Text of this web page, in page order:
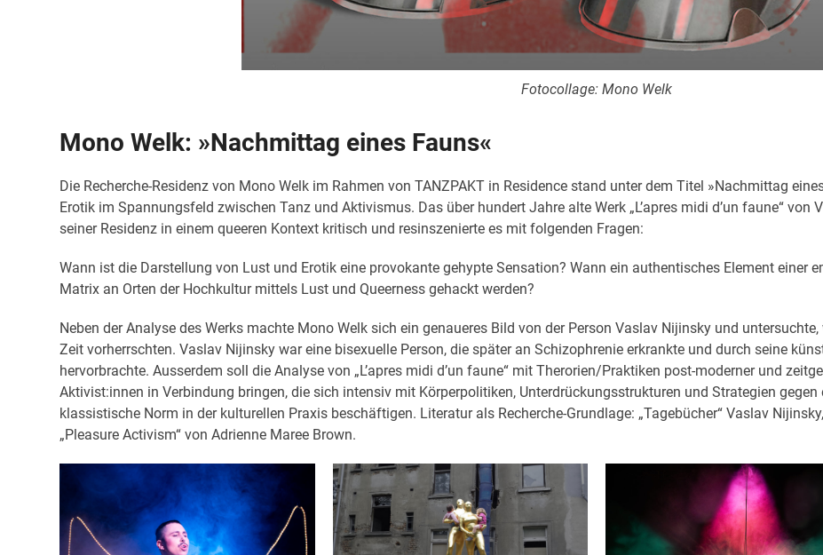
Fotocollage: Mono Welk
Mono Welk: »Nachmittag eines Fauns«
Die Recherche-Residenz von Mono Welk im Rahmen von TANZPAKT in Residence stand unter dem Titel »Nachmittag
Erotik im Spannungsfeld zwischen Tanz und Aktivismus. Das über hundert Jahre alte Werk „L’apres midi d’un faune“
seiner Residenz in einem queeren Kontext kritisch und resinszenierte es mit folgenden Fragen:
Wann ist die Darstellung von Lust und Erotik eine provokante gehypte Sensation? Wann ein authentisches Element einer
Matrix an Orten der Hochkultur mittels Lust und Queerness gehackt werden?
Neben der Analyse des Werks machte Mono Welk sich ein genaueres Bild von der Person Vaslav Nijinsky und
Zeit vorherrschten. Vaslav Nijinsky war eine bisexuelle Person, die später an Schizophrenie erkrankte und durch seine
hervorbrachte. Ausserdem soll die Analyse von „L’apres midi d’un faune“ mit Therorien/Praktiken post-moderner und
Aktivist:innen in Verbindung bringen, die sich intensiv mit Körperpolitiken, Unterdrückungsstrukturen und Strategien gegen
klassistische Norm in der kulturellen Praxis beschäftigen. Literatur als Recherche-Grundlage: „Tagebücher“ Vaslav
„Pleasure Activism“ von Adrienne Maree Brown.